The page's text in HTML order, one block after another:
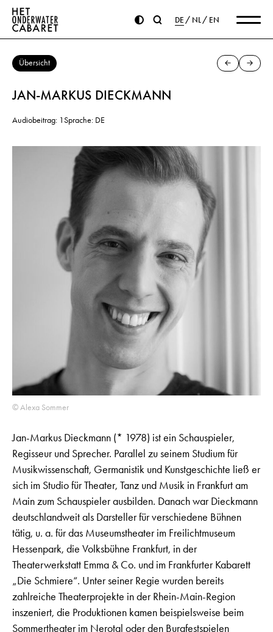
DE NL EN
Übersicht
JAN-MARKUS DIECKMANN
Audiobeitrag: 1Sprache: DE
© Alexa Sommer
Jan-Markus Dieckmann (* 1978) ist ein Schauspieler,
Regisseur und Sprecher. Parallel zu seinem Studium für
Musikwissenschaft, Germanistik und Kunstgeschichte ließ er
sich im Studio für Theater, Tanz und Musik in Frankfurt am
Main zum Schauspieler ausbilden. Danach war Dieckmann
deutschlandweit als Darsteller für verschiedene Bühnen
tätig, u. a. für das Museumstheater im Freilichtmuseum
Hessenpark, die Volksbühne Frankfurt, in der
Theaterwerkstatt Emma & Co. und im Frankfurter Kabarett
„Die Schmiere“. Unter seiner Regie wurden bereits
zahlreiche Theaterprojekte in der Rhein-Main-Region
inszeniert, die Produktionen kamen beispielsweise beim
Sommertheater im Nerotal oder den Burgfestspielen